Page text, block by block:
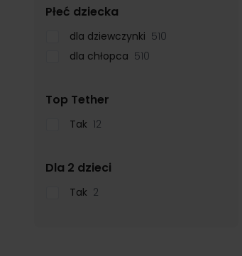
Płeć dziecka
dla dziewczynki 510
dla chłopca 510
Top Tether
Tak 12
Dla 2 dzieci
Tak 2